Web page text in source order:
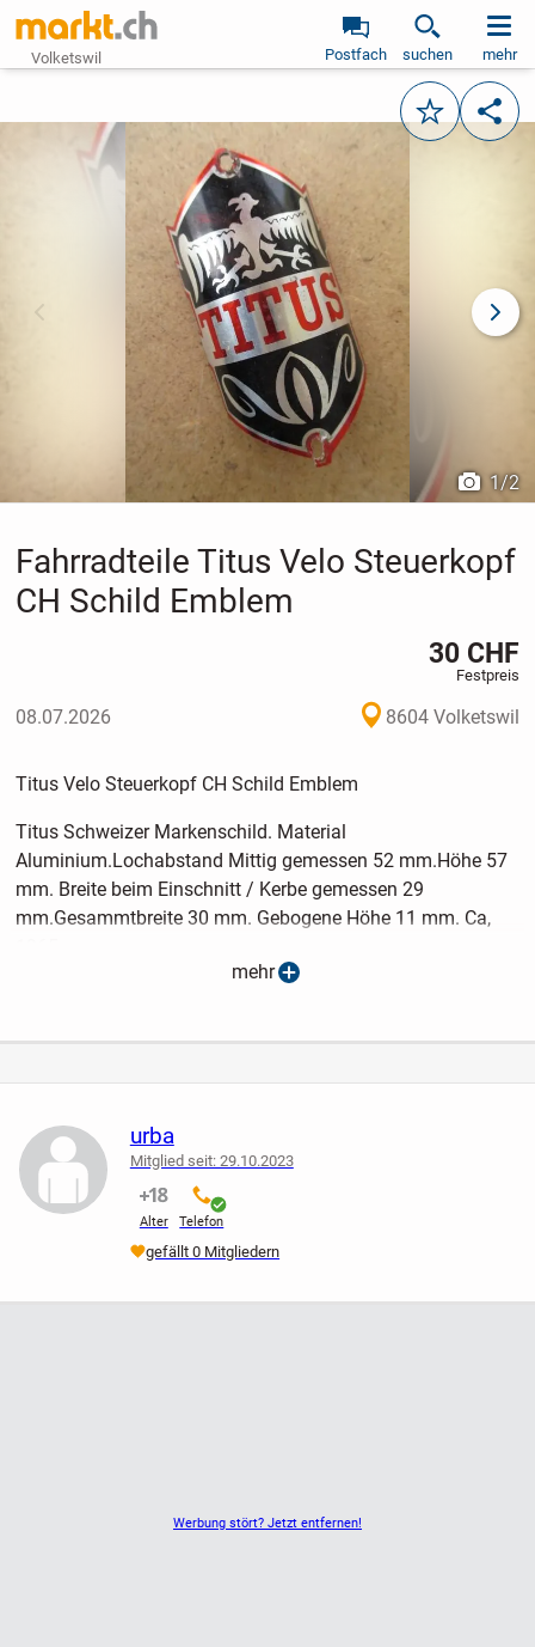
Volketswil Postfach suchen mehr
Merken
vorheriges Bild
1/2
Fahrradteile Titus Velo Steuerkopf
CH Schild Emblem
30 CHF
Festpreis
08.07.2026 8604 Volketswil
Titus Velo Steuerkopf CH Schild Emblem
Titus Schweizer Markenschild. Material
Aluminium.Lochabstand Mittig gemessen 52 mm.Höhe 57
mm. Breite beim Einschnitt / Kerbe gemessen 29
mm.Gesammtbreite 30 mm. Gebogene Höhe 11 mm. Ca,
mehr
Werbung stört? Jetzt entfernen!
urba
Mitglied seit: 29.10.2023
Alter
nicht verifiziert
Telefon
verifiziert
gefällt 0 Mitgliedern